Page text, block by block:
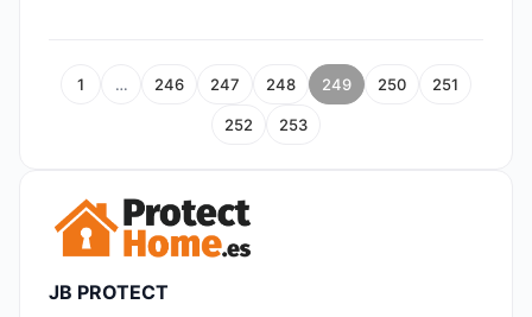
1 … 246 247 248 249 250 251
252 253
JB PROTECT